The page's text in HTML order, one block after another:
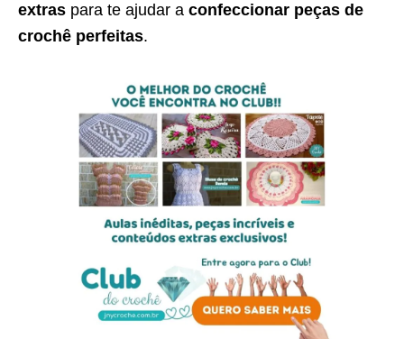
extras para te ajudar a confeccionar peças de
crochê perfeitas.